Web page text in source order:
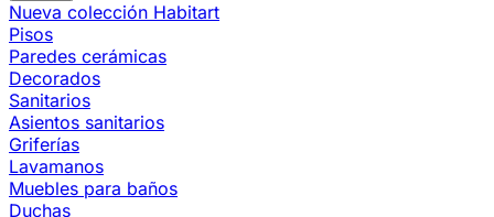
Nueva colección Habitart
Pisos
Paredes cerámicas
Decorados
Sanitarios
Asientos sanitarios
Griferías
Lavamanos
Muebles para baños
Duchas